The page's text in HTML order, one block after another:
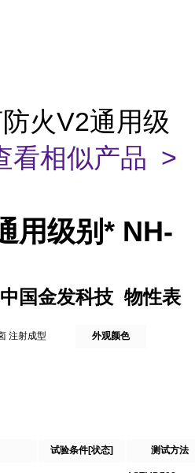
火V2通用级
看相似产品 >
用级别* NH-
国金发科技 物性表
注射成型 外观颜色
试验条件[状态] 测试方法